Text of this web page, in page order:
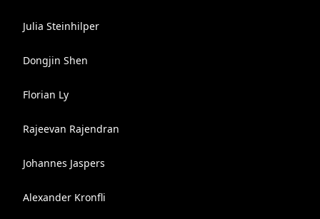
Julia Steinhilper
Dongjin Shen
Florian Ly
Rajeevan Rajendran
Johannes Jaspers
Alexander Kronfli